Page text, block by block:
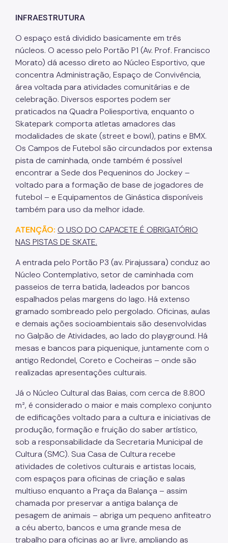
TCA - Termo de Compromisso Ambiental
Motogeradores
IPVA
Fiscalização Ambiental
Defesa e Valorização Ambiental
TAC - Termo de Ajustamento de Conduta
Mudanças Climáticas
Comitê do Clima
Inventário de GEE
Plano de Ação Climática
Planos
Arborização Urbana
Áreas Protegidas, Áreas Verdes e Espaços Livres
Plano de Ação Climática
Serviços Ambientais
Educação Ambiental
Programas
Município VerdeAzul
Resíduos Sólidos
Biblioteca
Ouvidoria Geral
INFRAESTRUTURA
O espaço está dividido basicamente em três
núcleos. O acesso pelo Portão P1 (Av. Prof. Francisco
Morato) dá acesso direto ao Núcleo Esportivo, que
concentra Administração, Espaço de Convivência,
área voltada para atividades comunitárias e de
celebração. Diversos esportes podem ser
praticados na Quadra Poliesportiva, enquanto o
Skatepark comporta atletas amadores das
modalidades de skate (street e bowl), patins e BMX.
Os Campos de Futebol são circundados por extensa
pista de caminhada, onde também é possível
encontrar a Sede dos Pequeninos do Jockey –
voltado para a formação de base de jogadores de
futebol – e Equipamentos de Ginástica disponíveis
também para uso da melhor idade.
ATENÇÃO: O USO DO CAPACETE É OBRIGATÓRIO
NAS PISTAS DE SKATE.
A entrada pelo Portão P3 (av. Pirajussara) conduz ao
Núcleo Contemplativo, setor de caminhada com
passeios de terra batida, ladeados por bancos
espalhados pelas margens do lago. Há extenso
gramado sombreado pelo pergolado. Oficinas, aulas
e demais ações socioambientais são desenvolvidas
no Galpão de Atividades, ao lado do playground. Há
mesas e bancos para piquenique, juntamente com o
antigo Redondel, Coreto e Cocheiras – onde são
realizadas apresentações culturais.
Já o Núcleo Cultural das Baias, com cerca de 8.800
m², é considerado o maior e mais complexo conjunto
de edificações voltado para a cultura e iniciativas de
produção, formação e fruição do saber artístico,
sob a responsabilidade da Secretaria Municipal de
Cultura (SMC). Sua Casa de Cultura recebe
atividades de coletivos culturais e artistas locais,
com espaços para oficinas de criação e salas
multiuso enquanto a Praça da Balança – assim
chamada por preservar a antiga balança de
pesagem de animais – abriga um pequeno anfiteatro
a céu aberto, bancos e uma grande mesa de
trabalho para oficinas ao ar livre, ampliando as